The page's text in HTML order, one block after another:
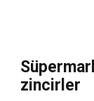
zincirler